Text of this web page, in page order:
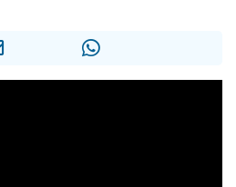
musiques dans Torah-Box Music